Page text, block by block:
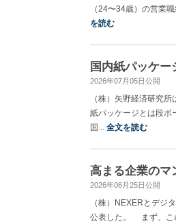
（24〜34歳）の営業
を読む
国内紙パッケ
2026年07月05日公開
（株）矢野経済研究
紙パッケージとは段
国... 全文を読む
高まる企業のマ
2026年06月25日公開
（株）NEXERとデジ
公表した。 まず、こ